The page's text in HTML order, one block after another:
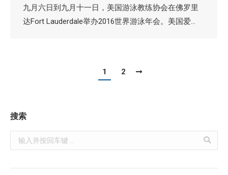
九月六日到九月十一日，美国游泳教练协会在佛罗里
达Fort Lauderdale举办2016世界游泳年会。美国爱…
1 2
搜索
Search: